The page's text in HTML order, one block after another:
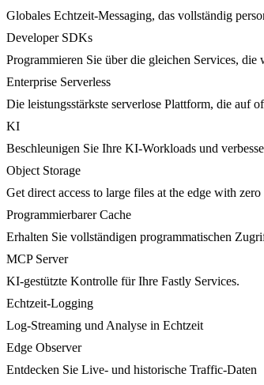
Globales Echtzeit-Messaging, das vollständig
Developer SDKs
Programmieren Sie über die gleichen Services,
Enterprise Serverless
Die leistungsstärkste serverlose Plattform, die auf
KI
Beschleunigen Sie Ihre KI-Workloads und
Object Storage
Get direct access to large files at the edge with zero
Programmierbarer Cache
Erhalten Sie vollständigen programmatischen
MCP Server
KI-gestützte Kontrolle für Ihre Fastly Services.
Echtzeit-Logging
Log-Streaming und Analyse in Echtzeit
Edge Observer
Entdecken Sie Live- und historische Traffic-Daten